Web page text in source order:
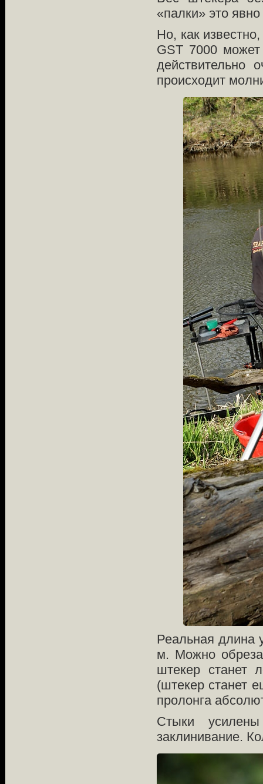
«палки» это
Но, как
GST 7000 может
действительно
происходит
Реальная длина
м. Можно
штекер станет
(штекер станет
пролонга
Стыки
заклинивание.